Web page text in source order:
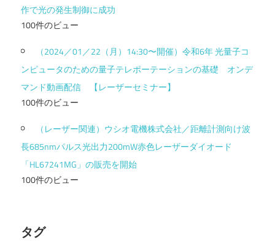
作で光の発生制御に成功
100件のビュー
（2024／01／22（月）14:30〜開催）令和6年 光量子コ
ンピュータのための量子テレポーテーションの基礎 オンデ
マンド動画配信 【レーザーセミナー】
100件のビュー
（レーザー関連）ウシオ電機株式会社／距離計測向け波
長685nmパルス光出力200mW赤色レーザーダイオード
「HL67241MG」の販売を開始
100件のビュー
タグ